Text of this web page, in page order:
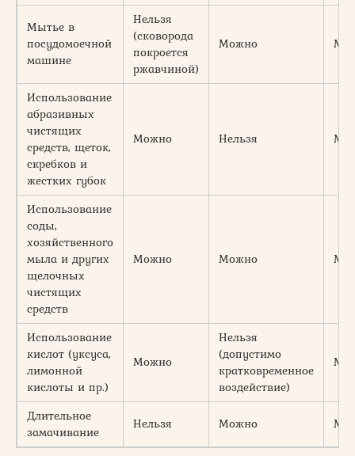
Мытье в
посудомоечной
машине
Нельзя
(сковорода
покроется
ржавчиной)
Можно
Использование
абразивных
чистящих
средств, щеток,
скребков и
жестких губок
Можно Нельзя
Использование
соды,
хозяйственного
мыла и других
щелочных
чистящих
средств
Можно Можно
Использование
кислот (уксуса,
лимонной
кислоты и пр.)
Можно
Нельзя
(допустимо
кратковременное
воздействие)
Длительное
замачивание
Нельзя Можно